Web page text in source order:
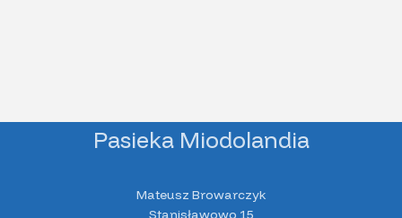
Pasieka Miodolandia
Mateusz Browarczyk
Stanisławowo 15